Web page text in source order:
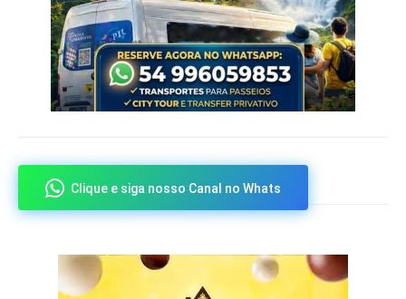
Clique e siga nosso Canal no Whats